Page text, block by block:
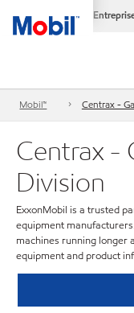
Mobil™ Centrax -
Centrax -
Division
ExxonMobil is a trusted
equipment
machines running longer
equipment and product